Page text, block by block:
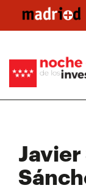
contenido
Javier